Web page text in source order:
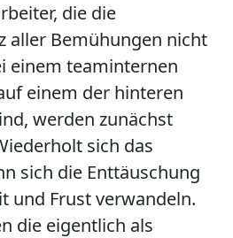
die die
aller Bemühungen nicht
einem teaminternen
einem der hinteren
werden zunächst
sich das
sich die Enttäuschung
und Frust verwandeln.
die eigentlich als